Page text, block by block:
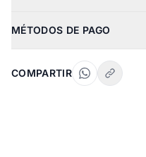
MÉTODOS DE PAGO
COMPARTIR